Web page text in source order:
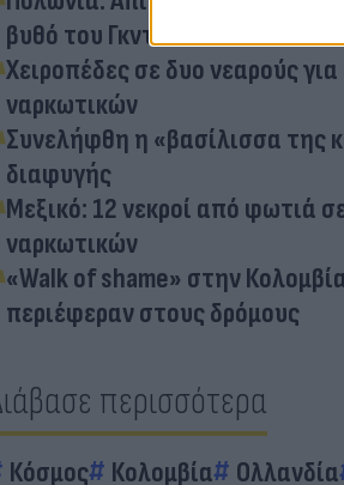
βυθό του Γκντανσκ
Χειροπέδες σε δυο νεαρούς
ναρκωτικών
Συνελήφθη η «βασίλισσα της
διαφυγής
Μεξικό: 12 νεκροί από φωτιά
ναρκωτικών
«Walk of shame» στην
περιέφεραν στους δρόμους
περισσότερα
Κόσμος Κολομβία Ολλανδία